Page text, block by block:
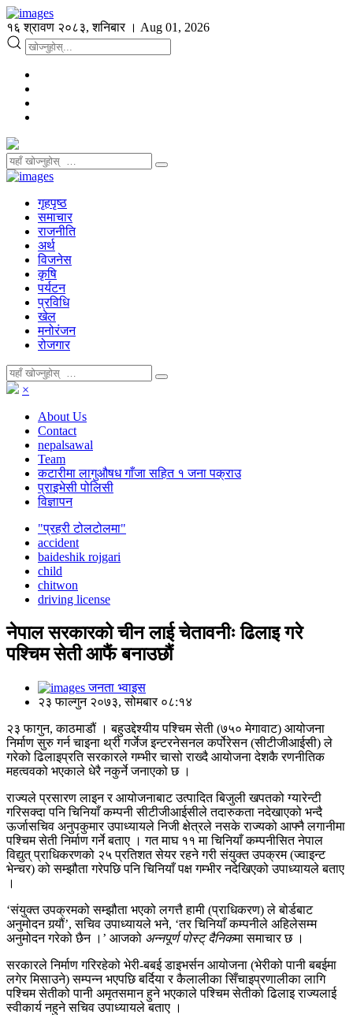
१६ श्रावण २०८३, शनिबार । Aug 01, 2026
गृहपृष्ठ
समाचार
राजनीति
अर्थ
विजनेस
कृषि
पर्यटन
प्रविधि
खेल
मनोरंजन
रोजगार
×
About Us
Contact
nepalsawal
Team
कटारीमा लागुऔषध गाँजा सहित १ जना पक्राउ
प्राइभेसी पोलिसी
विज्ञापन
"प्रहरी टोलटोलमा"
accident
baideshik rojgari
child
chitwon
driving license
नेपाल सरकारको चीन लाई चेतावनीः ढिलाइ गरे
पश्चिम सेती आफैं बनाउछौं
जनता भ्वाइस
२३ फाल्गुन २०७३, सोमबार ०८:१४
२३ फागुन, काठमाडौं । बहुउद्देश्यीय पश्चिम सेती (७५० मेगावाट) आयोजना
निर्माण सुरु गर्न चाइना थ्री गर्जेज इन्टरनेसनल कर्पोरेसन (सीटीजीआईसी) ले
गरेको ढिलाइप्रति सरकारले गम्भीर चासो राख्दै आयोजना देशकै रणनीतिक
महत्ववको भएकाले धेरै नकुर्ने जनाएको छ ।
राज्यले प्रसारण लाइन र आयोजनाबाट उत्पादित बिजुली खपतको ग्यारेन्टी
गरिसक्दा पनि चिनियाँ कम्पनी सीटीजीआईसीले तदारुकता नदेखाएको भन्दै
ऊर्जासचिव अनुपकुमार उपाध्यायले निजी क्षेत्रले नसके राज्यको आफ्नै लगानीमा
पश्चिम सेती निर्माण गर्ने बताए । गत माघ ११ मा चिनियाँ कम्पनीसित नेपाल
विद्युत् प्राधिकरणको २५ प्रतिशत सेयर रहने गरी संयुक्त उपक्रम (ज्वाइन्ट
भेन्चर) को सम्झौता गरेपछि पनि चिनियाँ पक्ष गम्भीर नदेखिएको उपाध्यायले बताए
।
‘संयुक्त उपक्रमको सम्झौता भएको लगत्तै हामी (प्राधिकरण) ले बोर्डबाट
अनुमोदन गर्‍यौं’, सचिव उपाध्यायले भने, ‘तर चिनियाँ कम्पनीले अहिलेसम्म
अनुमोदन गरेको छैन ।’ आजको अन्नपूर्ण पोस्ट् दैनिकमा समाचार छ ।
सरकारले निर्माण गरिरहेको भेरी-बबई डाइभर्सन आयोजना (भेरीको पानी बबईमा
लगेर मिसाउने) सम्पन्न भएपछि बर्दिया र कैलालीका सिँचाइप्रणालीका लागि
पश्चिम सेतीको पानी अमृतसमान हुने भएकाले पश्चिम सेतीको ढिलाइ राज्यलाई
स्वीकार्य नहुने सचिव उपाध्यायले बताए ।